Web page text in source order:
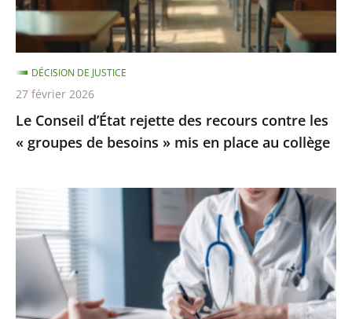
les
«
groupes
de
besoins
»
mis
place
collège
Le Conseil d’État rejette des recours contre les
« groupes de besoins » mis en place au collège
DÉCISION DE JUSTICE
27 février 2026
:
deux
médecins
sanctionnés
pour